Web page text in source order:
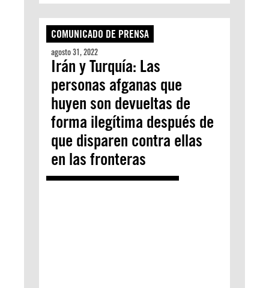
COMUNICADO DE PRENSA
agosto 31, 2022
Irán y Turquía: Las
personas afganas que
huyen son devueltas de
forma ilegítima después de
que disparen contra ellas
en las fronteras